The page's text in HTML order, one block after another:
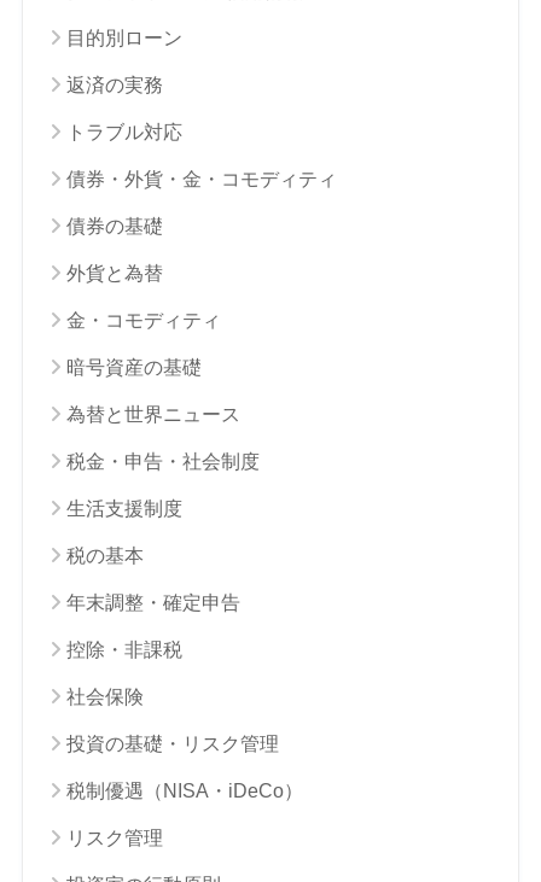
目的別ローン
返済の実務
トラブル対応
債券・外貨・金・コモディティ
債券の基礎
外貨と為替
金・コモディティ
暗号資産の基礎
為替と世界ニュース
税金・申告・社会制度
生活支援制度
税の基本
年末調整・確定申告
控除・非課税
社会保険
投資の基礎・リスク管理
税制優遇（NISA・iDeCo）
リスク管理